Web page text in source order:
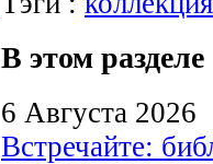
В этом разделе
6 Августа 2026
Встречайте: